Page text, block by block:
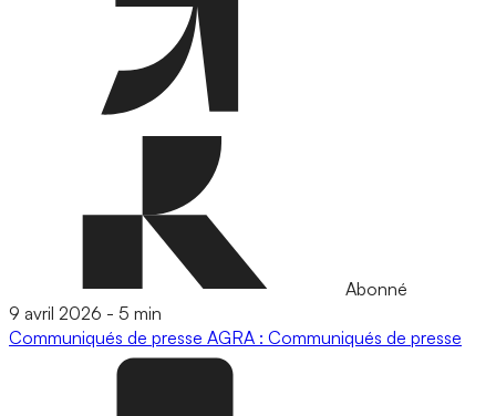
Abonné
9 avril 2026 - 5 min
Communiqués de presse AGRA : Communiqués de presse